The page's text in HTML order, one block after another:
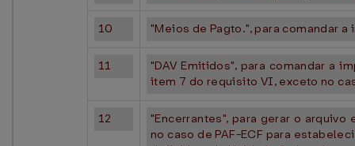
10 "Meios de Pagto.", para comandar
11
"DAV Emitidos", para comandar a
item 7 do requisito VI, exceto no
12
"Encerrantes", para gerar o
no caso de PAF-ECF para